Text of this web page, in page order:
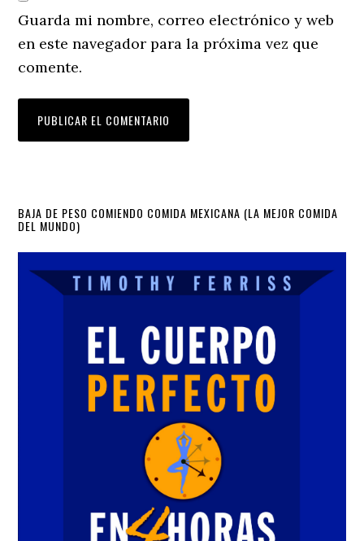
Guarda mi nombre, correo electrónico y web
en este navegador para la próxima vez que
comente.
Primary
Sidebar
BAJA DE PESO COMIENDO COMIDA MEXICANA (LA MEJOR COMIDA
DEL MUNDO)